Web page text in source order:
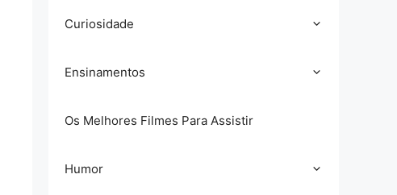
Curiosidade
Ensinamentos
Os Melhores Filmes Para Assistir
Humor